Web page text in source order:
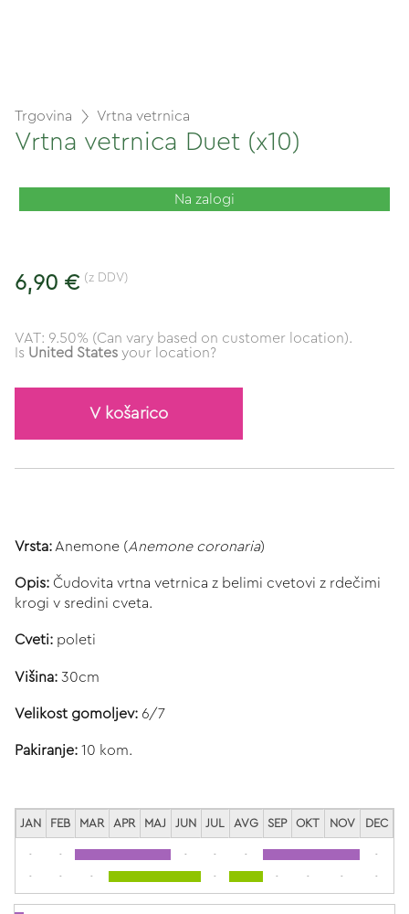
Trgovina Vrtna vetrnica
Vrtna vetrnica Duet (x10)
Na zalogi
6,90 € (z DDV)
VAT: 9.50% (Can vary based on customer location).
Is United States your location?
V košarico
Vrsta: Anemone (Anemone coronaria)
Opis: Čudovita vrtna vetrnica z belimi cvetovi z rdečimi
krogi v sredini cveta.
Cveti: poleti
Višina: 30cm
Velikost gomoljev: 6/7
Pakiranje: 10 kom.
JAN FEB MAR APR MAJ JUN JUL AVG SEP OKT NOV DEC
- - - - - -
- - - - - - - -